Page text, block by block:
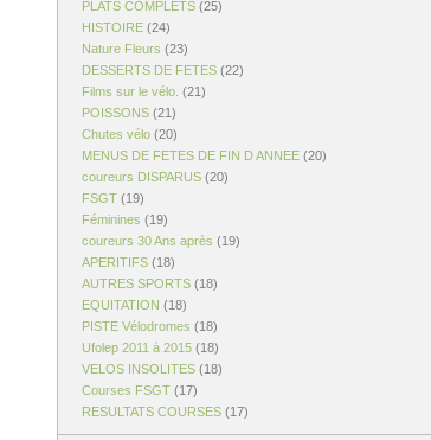
PLATS COMPLETS (25)
HISTOIRE (24)
Nature Fleurs (23)
DESSERTS DE FETES (22)
Films sur le vélo. (21)
POISSONS (21)
Chutes vélo (20)
MENUS DE FETES DE FIN D ANNEE (20)
coureurs DISPARUS (20)
FSGT (19)
Féminines (19)
coureurs 30 Ans après (19)
APERITIFS (18)
AUTRES SPORTS (18)
EQUITATION (18)
PISTE Vélodromes (18)
Ufolep 2011 à 2015 (18)
VELOS INSOLITES (18)
Courses FSGT (17)
RESULTATS COURSES (17)